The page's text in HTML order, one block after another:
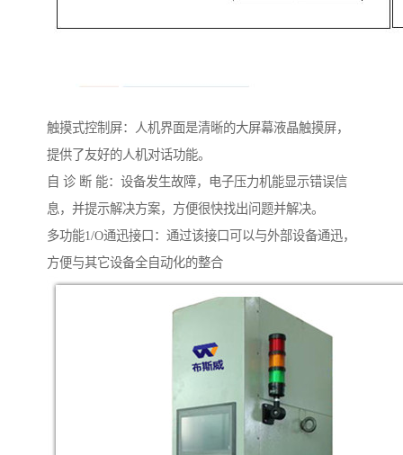
触摸式控制屏：人机界面是清晰的大屏幕液晶触摸屏，
提供了友好的人机对话功能。
自 诊 断 能：设备发生故障，电子压力机能显示错误信
息，并提示解决方案，方便很快找出问题并解决。
多功能1/O通迅接口：通过该接口可以与外部设备通迅，
方便与其它设备全自动化的整合